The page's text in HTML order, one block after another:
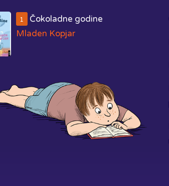
1
Čokoladne godine
Mladen Kopjar